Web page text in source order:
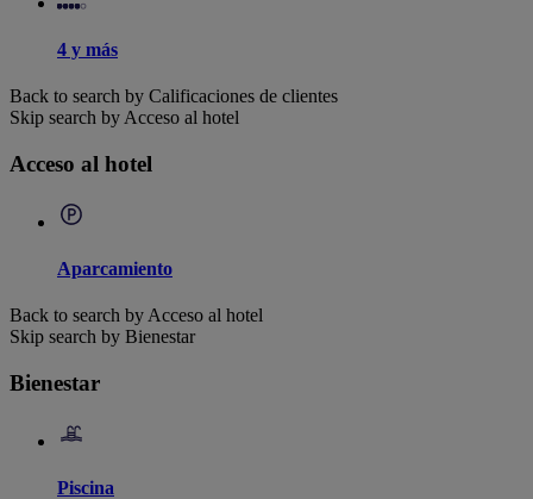
4 y más
Back to search by Calificaciones de clientes
Skip search by Acceso al hotel
Acceso al hotel
Aparcamiento
Back to search by Acceso al hotel
Skip search by Bienestar
Bienestar
Piscina